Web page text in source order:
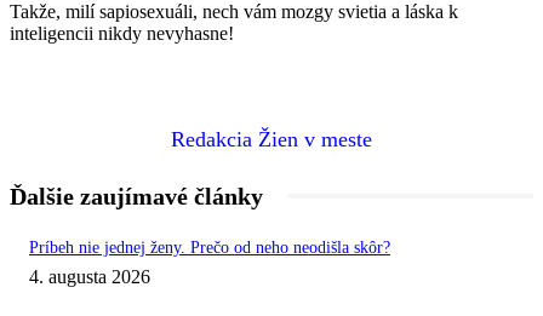
Takže, milí sapiosexuáli, nech vám mozgy svietia a láska k
inteligencii nikdy nevyhasne!
Redakcia Žien v meste
Ďalšie zaujímavé články
Príbeh nie jednej ženy. Prečo od neho neodišla skôr?
4. augusta 2026